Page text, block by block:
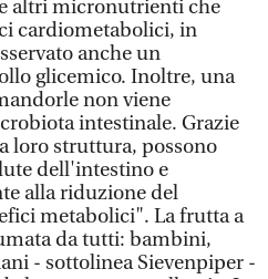
altri micronutrienti che
cardiometabolici, in
anche un
glicemico. Inoltre, una
non viene
intestinale. Grazie
loro struttura, possono
dell'intestino e
alla riduzione del
metabolici". La frutta a
da tutti: bambini,
- sottolinea Sievenpiper -